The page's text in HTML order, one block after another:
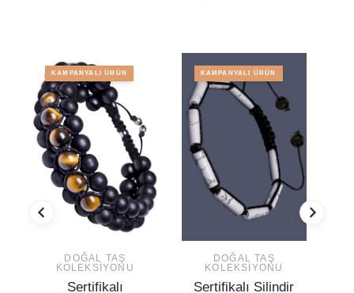
KAMPANYALI ÜRÜN
DOĞAL TAŞ
KOLEKSIYONU
Sertifikalı
KAMPANYALI ÜRÜN
DOĞAL TAŞ
KOLEKSIYONU
Sertifikalı Silindir